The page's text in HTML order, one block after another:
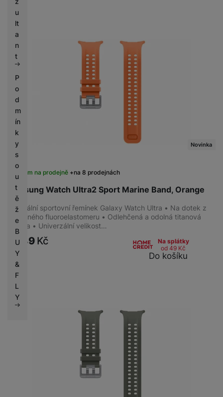
u
lt
a
n
t
P
o
d
m
ín
k
y
s
o
u
t
ě
ž
e
B
U
Y
&
F
L
Y
Samsung Watch Ultra2 Sport Marine Band, Orange
Skladem na prodejně na 8 prodejnách
Novinka
Originální sportovní řemínek Galaxy Watch Ultra • Na dotek z
příjemného fluoroelastomeru • Odlehčená a odolná titanová
přezka • Univerzální velikost…
1 889 Kč
Na splátky
od 49 Kč
Do košíku